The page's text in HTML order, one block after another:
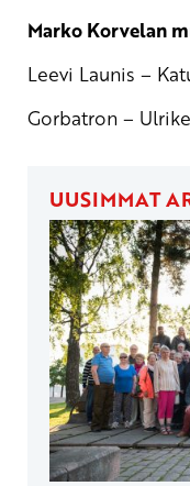
Marko Korvelan
Leevi Launis –
Gorbatron –
UUSIMMAT